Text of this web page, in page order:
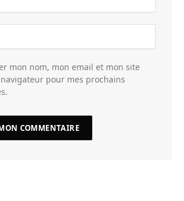
mon nom, mon email et mon site
pour mes prochains